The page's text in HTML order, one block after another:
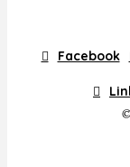
Facebook